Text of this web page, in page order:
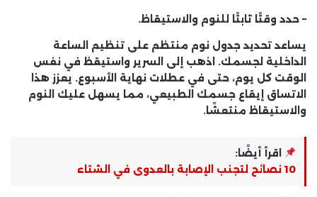
– حدد وقتًا ثابتًا للنوم والاستيقاظ.
يساعد تحديد جدول نوم منتظم على تنظيم الساعة
الداخلية لجسمك. اذهب إلى السرير واستيقظ في نفس
الوقت كل يوم، حتى في عطلات نهاية الأسبوع. يعزز هذا
الاتساق إيقاع جسمك الطبيعي، مما يسهل عليك النوم
والاستيقاظ منتعشًا.
اقرأ أيضًا:
10 نصائح لتجنب الإصابة بالعدوى في الشتاء